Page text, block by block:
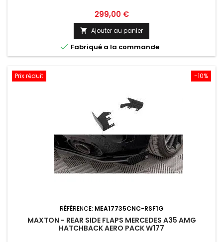
Prix
299,00 €
 Ajouter au panier
 Fabriqué a la commande
-10%
Prix réduit
RÉFÉRENCE: MEA17735CNC-RSF1G
MAXTON - REAR SIDE FLAPS MERCEDES A35 AMG
HATCHBACK AERO PACK W177